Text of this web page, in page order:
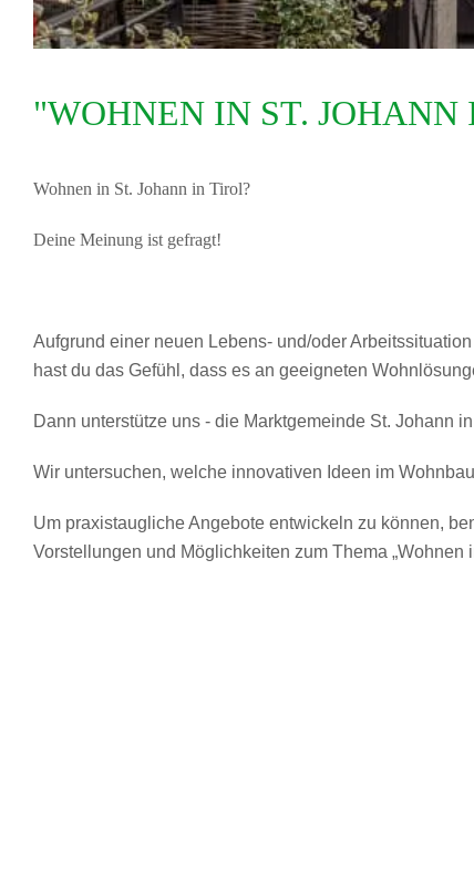
"WOHNEN IN ST. JOHANN
Wohnen in St. Johann in Tirol?
Deine Meinung ist gefragt!
Aufgrund einer neuen Lebens- und/oder
hast du das Gefühl, dass es an geeigneten
Dann unterstütze uns - die Marktgemeinde St. Johann
Wir untersuchen, welche innovativen Ideen im
Um praxistaugliche Angebote entwickeln zu können,
Vorstellungen und Möglichkeiten zum Thema „Wohnen